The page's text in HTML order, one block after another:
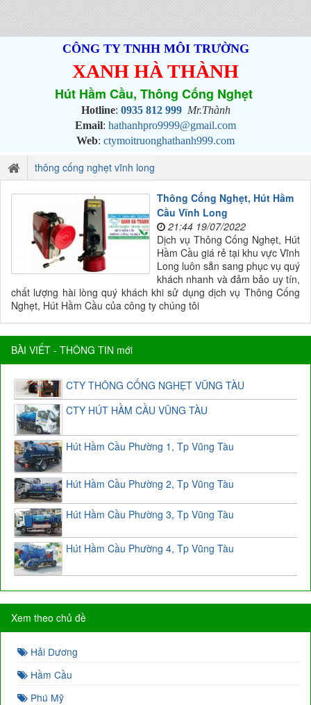
CÔNG TY TNHH MÔI TRƯỜNG
XANH HÀ THÀNH
Hút Hầm Cầu, Thông Cống Nghẹt
Hotline: 0935 812 999 Mr.Thành
Email: hathanhpro9999@gmail.com
Web: ctymoitruonghathanh999.com
thông cống nghẹt vĩnh long
Thông Cống Nghẹt, Hút Hầm
Cầu Vĩnh Long
21:44 19/07/2022
Dịch vụ Thông Cống Nghẹt, Hút
Hầm Cầu giá rẻ tại khu vực Vĩnh
Long luôn sẵn sang phục vụ quý
khách nhanh và đảm bảo uy tín,
chất lượng hài lòng quý khách khi sử dụng dịch vụ Thông Cống
Nghẹt, Hút Hầm Cầu của công ty chúng tôi
BÀI VIẾT - THÔNG TIN mới
CTY THÔNG CỐNG NGHẸT VŨNG TÀU
CTY HÚT HẦM CẦU VŨNG TÀU
Hút Hầm Cầu Phường 1, Tp Vũng Tàu
Hút Hầm Cầu Phường 2, Tp Vũng Tàu
Hút Hầm Cầu Phường 3, Tp Vũng Tàu
Hút Hầm Cầu Phường 4, Tp Vũng Tàu
Xem theo chủ đề
Hải Dương
Hầm Cầu
Phú Mỹ